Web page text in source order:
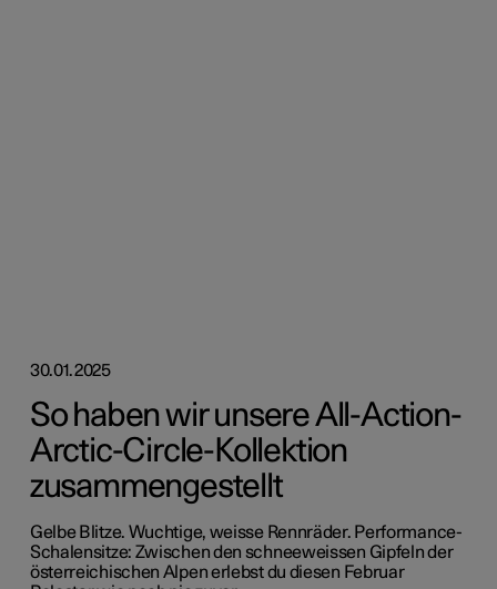
30.01.2025
So haben wir unsere All-Action-
Arctic-Circle-Kollektion
zusammengestellt
Gelbe Blitze. Wuchtige, weisse Rennräder. Performance-
Schalensitze: Zwischen den schneeweissen Gipfeln der
österreichischen Alpen erlebst du diesen Februar